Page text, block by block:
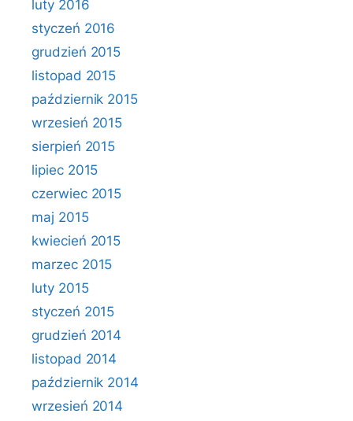
luty 2016
styczeń 2016
grudzień 2015
listopad 2015
październik 2015
wrzesień 2015
sierpień 2015
lipiec 2015
czerwiec 2015
maj 2015
kwiecień 2015
marzec 2015
luty 2015
styczeń 2015
grudzień 2014
listopad 2014
październik 2014
wrzesień 2014